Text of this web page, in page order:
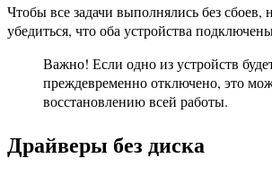
Чтобы все задачи выполнялись без сбоев,
убедиться, что оба устройства
Важно! Если одно из устройств
преждевременно отключено, это
восстановлению всей работы.
Драйверы без диска